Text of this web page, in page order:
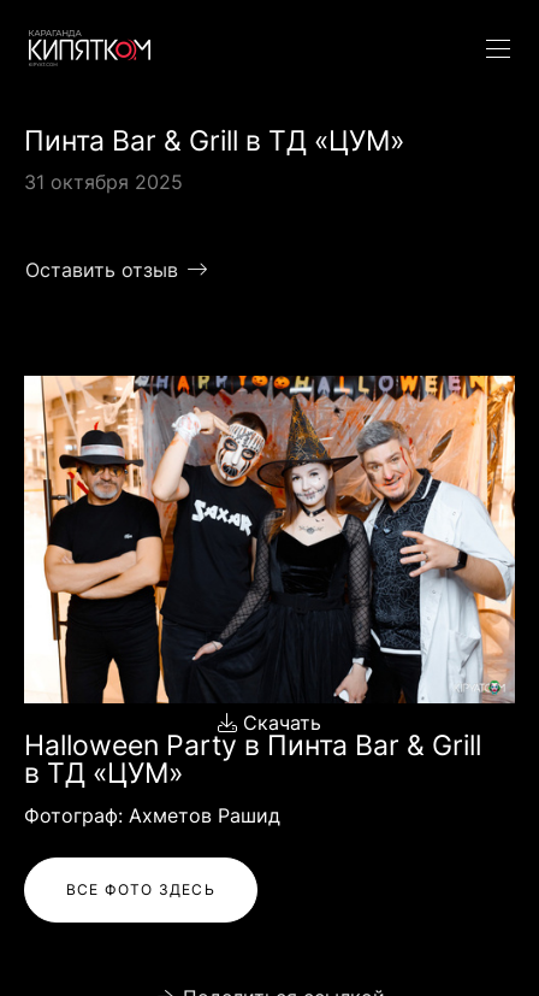
Пинта Bar & Grill в ТД «ЦУМ»
31 октября 2025
Оставить отзыв
Скачать
Halloween Party в Пинта Bar & Grill
в ТД «ЦУМ»
Фотограф: Ахметов Рашид
ВСЕ ФОТО ЗДЕСЬ